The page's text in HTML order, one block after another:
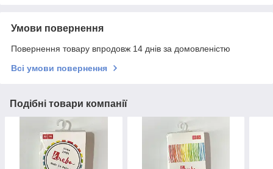
Умови повернення
Повернення товару впродовж 14 днів за домовленістю
Всі умови повернення
Подібні товари компанії